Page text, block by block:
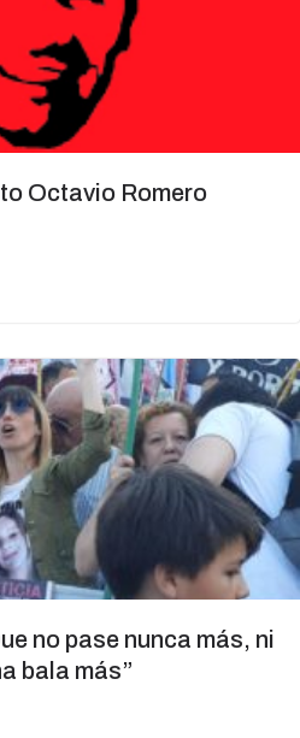
Octavio Romero
no pase nunca más, ni
bala más”